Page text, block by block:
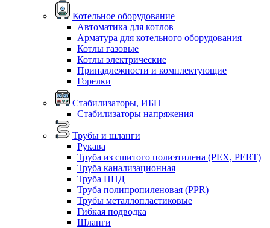
Котельное оборудование
Автоматика для котлов
Арматура для котельного оборудования
Котлы газовые
Котлы электрические
Принадлежности и комплектующие
Горелки
Стабилизаторы, ИБП
Стабилизаторы напряжения
Трубы и шланги
Рукава
Труба из сшитого полиэтилена (PEX, PERT)
Труба канализационная
Труба ПНД
Труба полипропиленовая (PPR)
Трубы металлопластиковые
Гибкая подводка
Шланги